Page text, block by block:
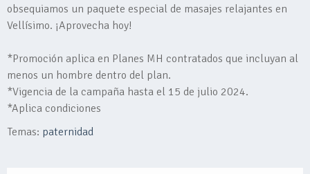
obsequiamos un paquete especial de masajes relajantes en
Vellísimo. ¡Aprovecha hoy!
*Promoción aplica en Planes MH contratados que incluyan al
menos un hombre dentro del plan.
*Vigencia de la campaña hasta el 15 de julio 2024.
*Aplica condiciones
Temas: paternidad